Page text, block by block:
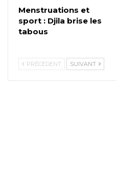
Menstruations et
sport : Djila brise les
tabous
PRÉCÉDENT SUIVANT